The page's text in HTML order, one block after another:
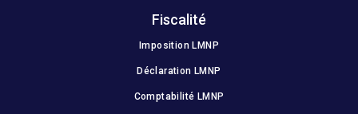
Fiscalité
Imposition LMNP
Déclaration LMNP
Comptabilité LMNP